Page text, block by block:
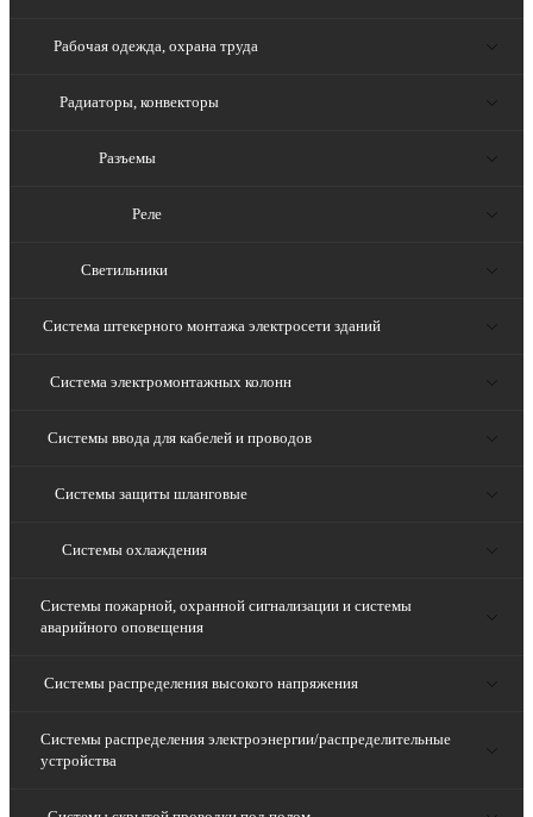
Рабочая одежда, охрана труда
Радиаторы, конвекторы
Разъемы
Реле
Светильники
Система штекерного монтажа электросети зданий
Система электромонтажных колонн
Системы ввода для кабелей и проводов
Системы защиты шланговые
Системы охлаждения
Системы пожарной, охранной сигнализации и системы
аварийного оповещения
Системы распределения высокого напряжения
Системы распределения электроэнергии/распределительные
устройства